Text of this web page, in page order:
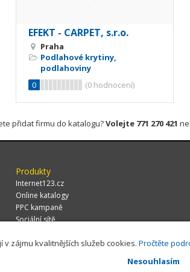
EFEKT - CARPET, s.r.o.
Praha
Podlahové krytiny,
podlahoviny
0
(0hodnocení)
přidat firmu do katalogu?Volejte 771 270 421
Produkty
Internet123.cz
Online katalogy
PPC kampaně
Sociální sítě
Za Potokem 46/4, 106 00
zájmu kvalitnějších služeb cookies. Pročtěte
Nesouhlasím